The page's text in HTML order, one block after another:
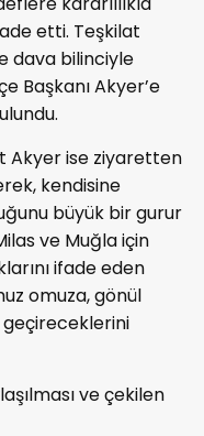
etti. Teşkilat
dava bilinciyle
Başkanı Akyer’e
Akyer ise ziyaretten
kendisine
büyük bir gurur
ve Muğla için
ifade eden
omuza, gönül
geçireceklerini
ve çekilen